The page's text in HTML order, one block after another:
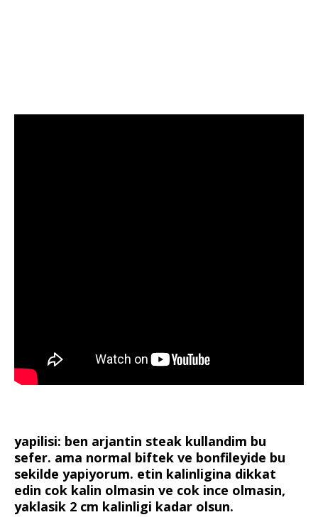
yapilisi: ben arjantin steak kullandim bu
sefer. ama normal biftek ve bonfileyide bu
sekilde yapiyorum. etin kalinligina dikkat
edin cok kalin olmasin ve cok ince olmasin,
yaklasik 2 cm kalinligi kadar olsun.